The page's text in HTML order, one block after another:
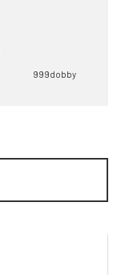
999dobby